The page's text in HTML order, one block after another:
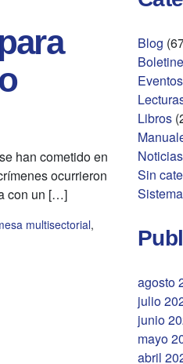
han cometido en
ocurrieron
con un […]
multisectorial,
Blog
Eventos
Libros
Noticias
Sin
agosto
julio
junio
mayo
abril